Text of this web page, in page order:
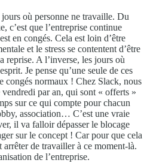
où personne ne travaille. Du
c’est que l’entreprise continue
en congés. Cela est loin d’être
et le stress se contentent d’être
reprise. A l’inverse, les jours où
Je pense qu’une seule de ces
congés normaux ! Chez Slack, nous
par an, qui sont « offerts »
sur ce qui compte pour chacun
association… C’est une vraie
il va falloir dépasser le blocage
sur le concept ! Car pour que cela
de travailler à ce moment-là.
de l’entreprise.